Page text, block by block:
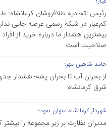
رئیس اتحادیه طلافروشان کرمانشاه:
کم‌عیار در شبکه رسمی عرضه جایی
بیشترین هشدار ما درباره خرید از افراد
صلاحیت است
حامد شاهین مهر؛
از بحران آب تا بحران پشه؛ هشدار
شرق کرمانشاه
شهردار کرمانشاه عنوان نمود؛
مدیران نظارت بر زیر مجموعه را بیشتر